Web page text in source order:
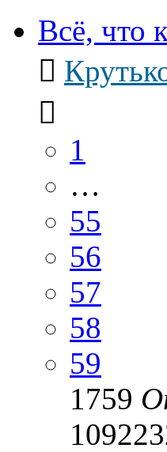
Всё, что
1
…
55
56
57
58
59
1759